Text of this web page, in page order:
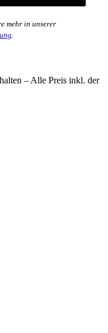
mehr in unserer
.
– Alle Preis inkl. der